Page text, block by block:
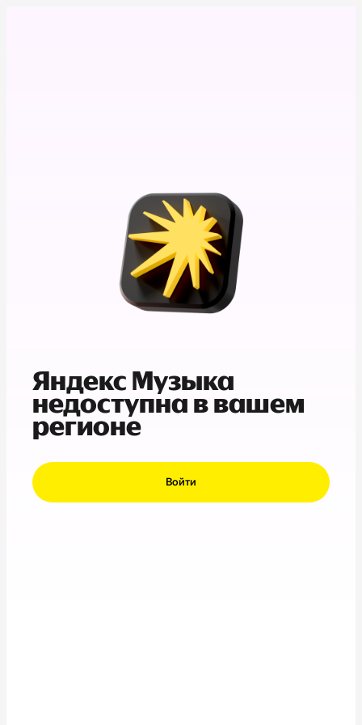
Яндекс Музыка
недоступна в вашем
регионе
Войти